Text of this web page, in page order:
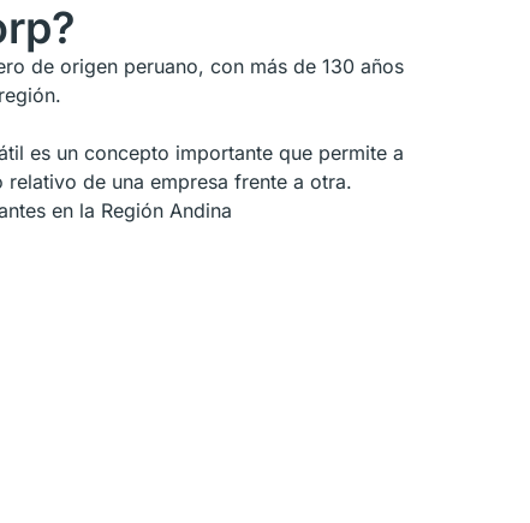
de origen peruano, con más de 130 años
es un concepto importante que permite a
de una empresa frente a otra.
en la Región Andina